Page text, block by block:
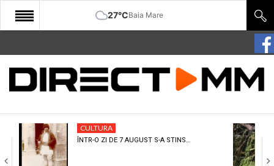
27°CBaia Mare
START
COMUNITATE
CULTURA
ECONOMIE
CULTURA
ÎNTR-O ZI DE 7 AUGUST S-A STINS…